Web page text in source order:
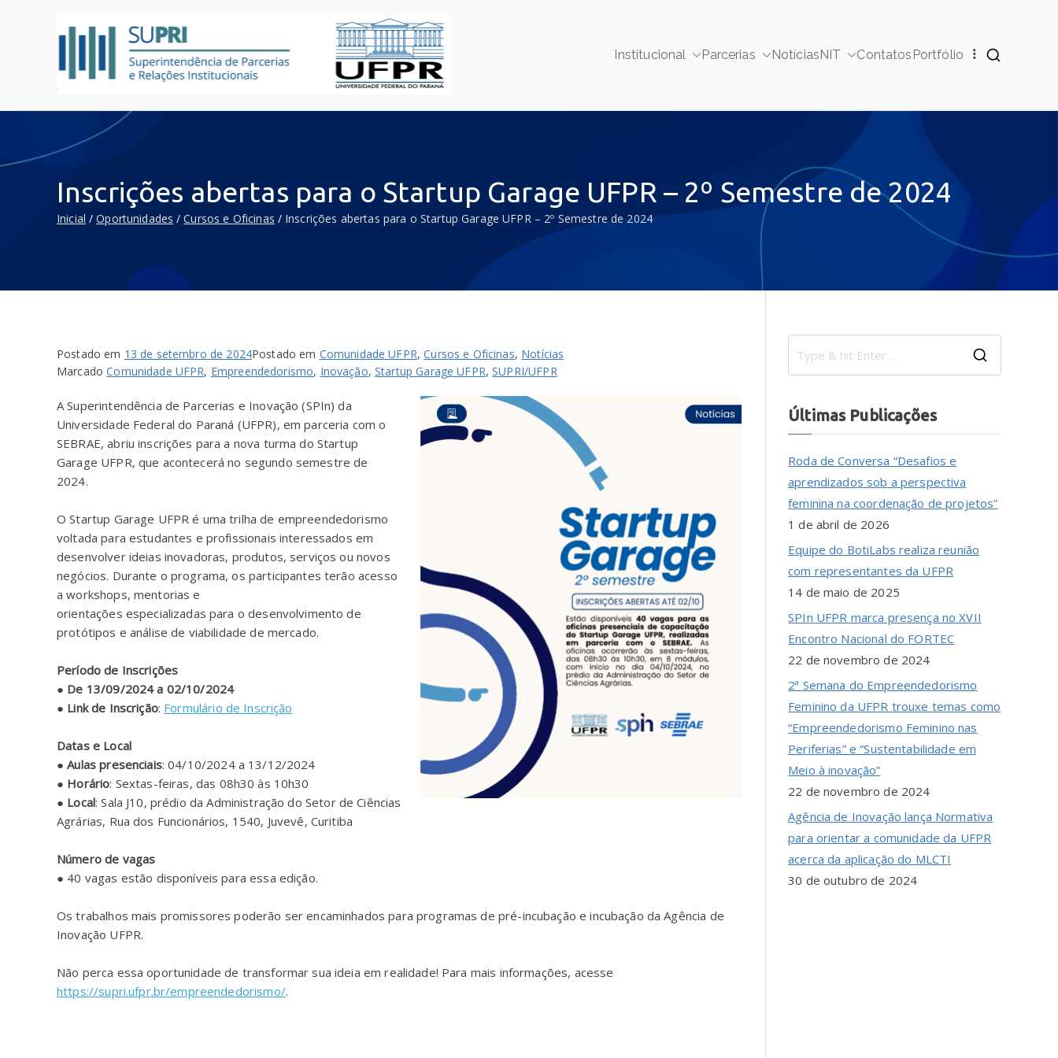
Institucional Parcerias NotíciasNIT Contatos Portfólio
Inscrições abertas para o Startup Garage UFPR – 2º Semestre de 2024
Inicial Oportunidades Cursos e Oficinas Inscrições abertas para o Startup Garage UFPR – 2º Semestre de 2024
Postado em 13 de setembro de 2024Postado em Comunidade UFPR,Cursos e Oficinas, Notícias
MarcadoComunidade UFPR, Empreendedorismo, Inovação,Startup Garage UFPR,SUPRI/UFPR
A Superintendência de Parcerias e Inovação (SPIn) da
Universidade Federal do Paraná (UFPR), em parceria com o
SEBRAE, abriu inscrições para a nova turma do Startup
Garage UFPR, que acontecerá no segundo semestre de
2024.
O Startup Garage UFPR é uma trilha de empreendedorismo
voltada para estudantes e profissionais interessados em
desenvolver ideias inovadoras, produtos, serviços ou novos
negócios. Durante o programa, os participantes terão acesso
a workshops, mentorias e
orientações especializadas para o desenvolvimento de
protótipos e análise de viabilidade de mercado.
Período de Inscrições
● De 13/09/2024 a 02/10/2024
● Link de Inscrição: Formulário de Inscrição
Datas e Local
●Aulas presenciais: 04/10/2024 a 13/12/2024
● Horário: Sextas-feiras, das 08h30 às 10h30
● Local: Sala J10, prédio da Administração do Setor de Ciências
Agrárias, Rua dos Funcionários, 1540, Juvevê, Curitiba
Número de vagas
● 40 vagas estão disponíveis para essa edição.
Os trabalhos mais promissores poderão ser encaminhados para programas de pré-incubação e incubação da Agência de
Inovação UFPR.
Não perca essa oportunidade de transformar sua ideia em realidade! Para mais informações, acesse
https://supri.ufpr.br/empreendedorismo/.
Últimas Publicações
Roda de Conversa “Desafios e
aprendizados sob a perspectiva
feminina na coordenação de projetos”
1 de abril de 2026
Equipe do BotiLabs realiza reunião
com representantes da UFPR
14 de maio de 2025
SPIn UFPR marca presença no XVII
Encontro Nacional do FORTEC
22 de novembro de 2024
2ª Semana do Empreendedorismo
Feminino da UFPR trouxe temas como
“Empreendedorismo Feminino nas
Periferias” e “Sustentabilidade em
Meio à inovação”
22 de novembro de 2024
Agência de Inovação lança Normativa
para orientar a comunidade da UFPR
acerca da aplicação do MLCTI
30 de outubro de 2024